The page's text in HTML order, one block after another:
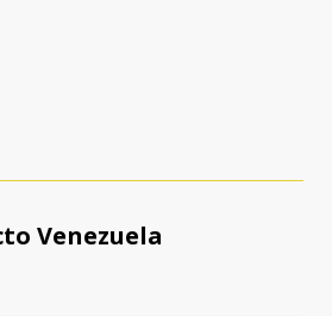
Venezuela